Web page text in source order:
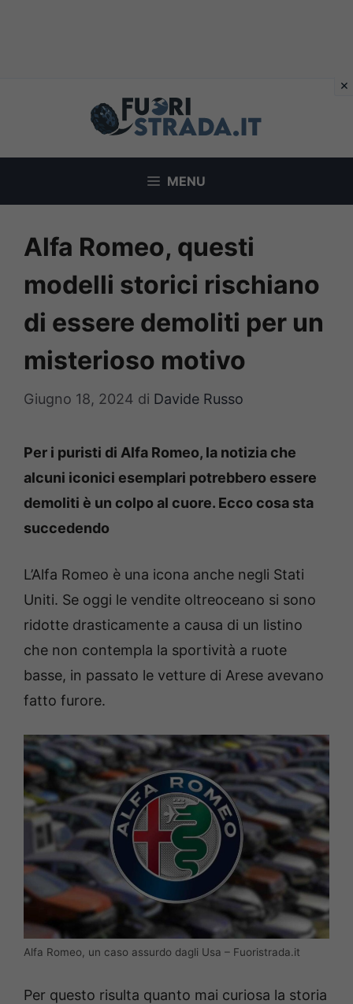
MENU
Alfa Romeo, questi
modelli storici rischiano
di essere demoliti per un
misterioso motivo
Giugno 18, 2024 di Davide Russo
Per i puristi di Alfa Romeo, la notizia che
alcuni iconici esemplari potrebbero essere
demoliti è un colpo al cuore. Ecco cosa sta
succedendo
L’Alfa Romeo è una icona anche negli Stati
Uniti. Se oggi le vendite oltreoceano si sono
ridotte drasticamente a causa di un listino
che non contempla la sportività a ruote
basse, in passato le vetture di Arese avevano
fatto furore.
Alfa Romeo, un caso assurdo dagli Usa – Fuoristrada.it
Per questo risulta quanto mai curiosa la storia